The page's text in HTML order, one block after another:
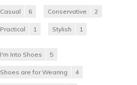
Casual 6 Conservative 2
Practical 1 Stylish 1
I'm Into Shoes 5
Shoes are for Wearing 4